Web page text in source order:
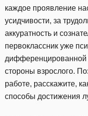
каждое проявление
усидчивости, за
аккуратность и
первоклассник уже
дифференцированной
стороны взрослого.
работе, расскажите,
способы достижения